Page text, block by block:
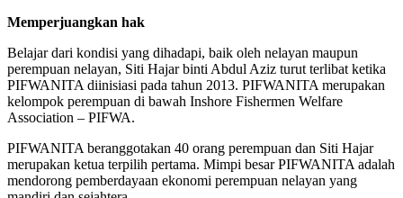
Memperjuangkan hak
Belajar dari kondisi yang dihadapi, baik oleh nelayan maupun
perempuan nelayan, Siti Hajar binti Abdul Aziz turut terlibat ketika
PIFWANITA diinisiasi pada tahun 2013. PIFWANITA merupakan
kelompok perempuan di bawah Inshore Fishermen Welfare
Association – PIFWA.
PIFWANITA beranggotakan 40 orang perempuan dan Siti Hajar
merupakan ketua terpilih pertama. Mimpi besar PIFWANITA adalah
mendorong pemberdayaan ekonomi perempuan nelayan yang